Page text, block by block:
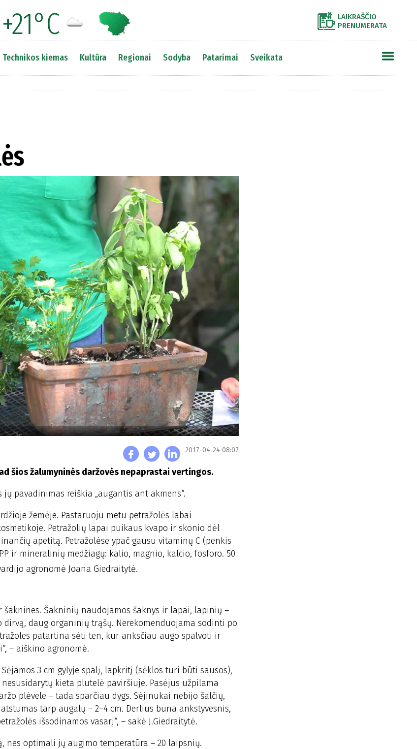
+21°C
LAIKRAŠČIO
PRENUMERATA
Technikos kiemas Kultūra Regionai Sodyba Patarimai Sveikata
2017-04-24 08:07
šios žalumyninės daržovės nepaprastai vertingos.
pavadinimas reiškia „augantis ant akmens“.
žemėje. Pastaruoju metu petražolės labai
Petražolių lapai puikaus kvapo ir skonio dėl
apetitą. Petražolėse ypač gausu vitaminų C (penkis
ir mineralinių medžiagų: kalio, magnio, kalcio, fosforo. 50
agronomė Joana Giedraitytė.
Šakninių naudojamos šaknys ir lapai, lapinių –
daug organinių trąšų. Nerekomenduojama sodinti po
patartina sėti ten, kur anksčiau augo spalvoti ir
– aiškino agronomė.
3 cm gylyje spalį, lapkritį (sėklos turi būti sausos),
kieta plutelė paviršiuje. Pasėjus užpilama
plėvele – tada sparčiau dygs. Sėjinukai nebijo šalčių,
tarp augalų – 2–4 cm. Derlius būna ankstyvesnis,
išsodinamos vasarį“, – sakė J.Giedraitytė.
nes optimali jų augimo temperatūra – 20 laipsnių.